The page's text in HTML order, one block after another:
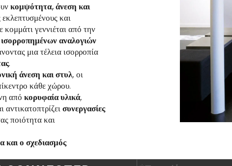
κομψότητα, άνεση και
και
γεννιέται από την
αναλογιών
μια τέλεια ισορροπία
.
άνεση και στυλ, οι
κάθε χώρου.
απόκορυφαία υλικά,
αντικατοπτρίζεισυνεργασίες
ποιότητα και
και ο σχεδιασμός